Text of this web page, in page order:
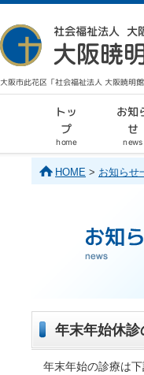
大阪市此花区「社会福祉法人 大阪暁明
トッ
プ
home
お知
せ
news
HOME > お知らせ
年末年始休
年末年始の診療は下